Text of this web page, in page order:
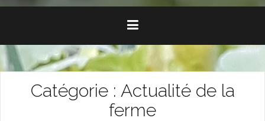
Catégorie : Actualité de la
ferme